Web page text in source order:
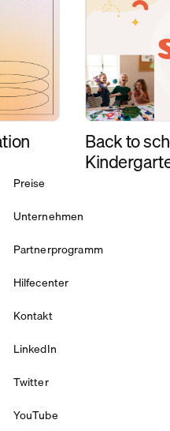
Back to
Preise
Unternehmen
Partnerprogramm
Hilfecenter
Kontakt
LinkedIn
Twitter
YouTube